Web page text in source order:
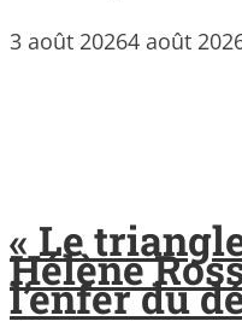
3 août 20264 août
« Le
Hélène
l’enfer du